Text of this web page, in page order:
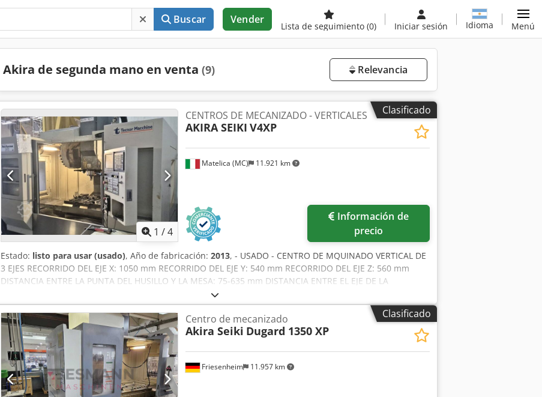
Buscar Vender
Lista de seguimiento (0) Iniciar sesión Idioma Menú
Akira de segunda mano en venta (9) Relevancia
Clasificado
1 /4
Matelica (MC) 11.921 km
CENTROS DE MECANIZADO - VERTICALES
AKIRA SEIKI V4XP
precio
Estado: listo para usar (usado), Año de fabricación: 2013, - USADO - CENTRO DE MQUINADO VERTICAL DE
3 EJES RECORRIDO DEL EJE X: 1050 mm RECORRIDO DEL EJE Y: 540 mm RECORRIDO DEL EJE Z: 560 mm
DISTANCIA ENTRE LA PUNTA DEL HUSILLO Y LA MESA: 75-635 mm DISTANCIA ENTRE EL EJE DE LA
COLUMNA Y EL HUSILLO: 550 mm AVANCES RÁPIDOS EN X-Y-Z: 44 - 44 - 25 m/min HUSILLO: 11000 rpm; 26
kW; ISO 40 DIMENSIONES DE LA MESA: 950 x 480 mm CARGA MÁXIMA ADMITIDA: 1300 kg SISTEMA DE
REFRIGERACIÓN A ALTA PRESIÓN: INCLUIDO ALMACÉN DE HERRAMIENTAS: TIPO CESTA; 28 POSICIONES
DIÁMETRO MÁXIMO DE HERRAMIENTA: 65 (130) mm LONGITUD MÁXIMA DE HERRAMIENTA: 250 mm PESO
MÁXIMO DE HERRAMIENTA: 7 kg UNIDAD DE CONTROL: FANUC 0-iMD PESO: 6900 kg DIMENSIONES
TOTALES: 3366 x 2238 x 3130 mm ACCESORIOS: TRANSPORTADOR DE VIRUTAS; DISPOSITIVO MECÁNICO DE
AJUSTE DE HERRAMIENTAS; RUEDA DE MANO PORTÁTIL Dcedpfezda Hqjx Agyjk
Clasificado
Friesenheim 11.957 km
Centro de mecanizado
Akira Seiki Dugard 1350 XP